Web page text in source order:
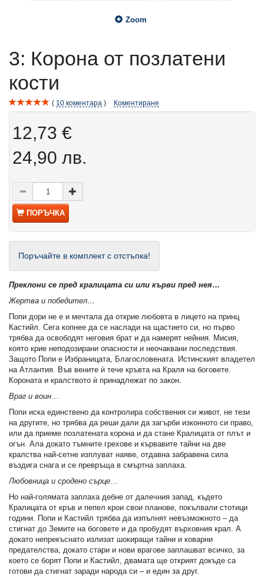
Zoom
3: Корона от позлатени
кости
10 коментара Коментиране
12,73 €
24,90 лв.
ПОРЪЧКА
Поръчайте в комплект с отстъпка!
Преклони се пред кралицата си или кърви пред нея…
Жертва и победител…
Попи дори не е и мечтала да открие любовта в лицето на принц
Кастийл. Сега копнее да се наслади на щастието си, но първо
трябва да освободят неговия брат и да намерят нейния. Мисия,
която крие неподозирани опасности и неочаквани последствия.
Защото Попи е Избраницата, Благословената. Истинският владетел
на Атлантия. Във вените ѝ тече кръвта на Краля на боговете.
Короната и кралството ѝ принадлежат по закон.
Враг и воин…
Попи иска единствено да контролира собствения си живот, не тези
на другите, но трябва да реши дали да загърби изконното си право,
или да приеме позлатената корона и да стане Кралицата от плът и
огън. Ала докато тъмните грехове и кървавите тайни на две
кралства най-сетне изплуват наяве, отдавна забравена сила
въздига снага и се превръща в смъртна заплаха.
Любовница и сродено сърце…
Но най-голямата заплаха дебне от далечния запад, където
Кралицата от кръв и пепел крои свои планове, покълвали стотици
години. Попи и Кастийл трябва да изпълнят невъзможното – да
стигнат до Земите на боговете и да пробудят върховния крал. А
докато непрекъснато излизат шокиращи тайни и коварни
предателства, докато стари и нови врагове заплашват всичко, за
което се борят Попи и Кастийл, двамата ще открият докъде са
готови да стигнат заради народа си – и един за друг.